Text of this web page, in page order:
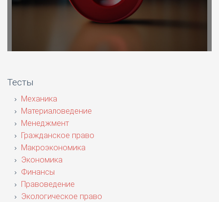
Тесты
Механика
Материаловедение
Менеджмент
Гражданское право
Макроэкономика
Экономика
Финансы
Правоведение
Экологическое право